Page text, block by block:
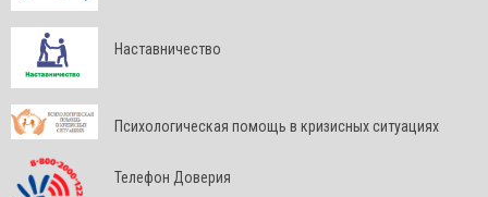
Наставничество
Психологическая помощь в кризисных ситуациях
Телефон Доверия